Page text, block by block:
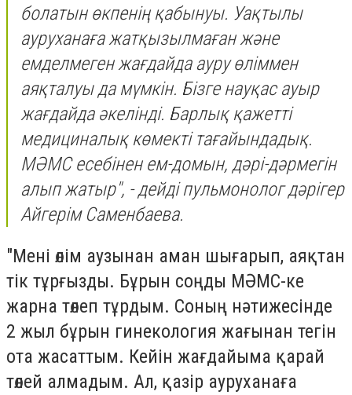
болатын өкпенің қабынуы. Уақтылы
ауруханаға жатқызылмаған және
емделмеген жағдайда ауру өліммен
аяқталуы да мүмкін. Бізге науқас ауыр
жағдайда әкелінді. Барлық қажетті
медициналық көмекті тағайындадық.
МӘМС есебінен ем-домын, дәрі-дәрмегін
алып жатыр", - дейді пульмонолог дәрігер
Айгерім Саменбаева.
"Мені өлім аузынан аман шығарып, аяқтан
тік тұрғызды. Бұрын соңды МӘМС-ке
жарна төлеп тұрдым. Соның нәтижесінде
2 жыл бұрын гинекология жағынан тегін
ота жасаттым. Кейін жағдайыма қарай
төлей алмадым. Ал, қазір ауруханаға